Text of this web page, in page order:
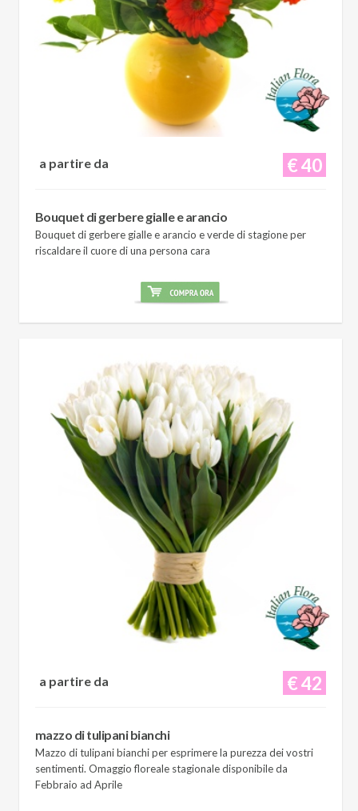
€ 40
a partire da
Bouquet di gerbere gialle e arancio
Bouquet di gerbere gialle e arancio e verde di stagione per
riscaldare il cuore di una persona cara
€ 42
a partire da
mazzo di tulipani bianchi
Mazzo di tulipani bianchi per esprimere la purezza dei vostri
sentimenti. Omaggio floreale stagionale disponibile da
Febbraio ad Aprile